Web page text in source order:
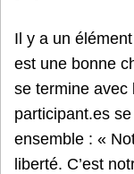
Il y a un
est une bonne
se termine avec
participant.es
ensemble : «
liberté. C’est